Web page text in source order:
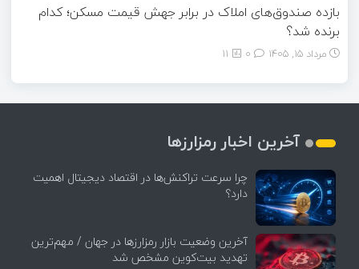
بازده صندوق‌های املاک در برابر جهش قیمت مسکن؛ کدام
برنده شد؟
مرداد ۱۵, ۱۴۰۵ 11
آخرین اخبار رمزارزها
چرا سرعت تراکنش‌ها در اقتصاد دیجیتال اهمیت
دارد؟
آخرین وضعیت بازار رمزارزها در جهان / مهم‌ترین
تهدید بیت‌کوین مشخص شد